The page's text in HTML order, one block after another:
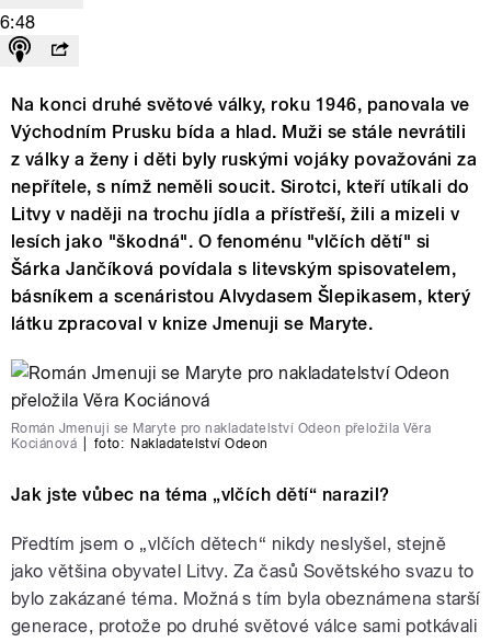
6:48
Na konci druhé světové války, roku 1946, panovala ve
Východním Prusku bída a hlad. Muži se stále nevrátili
z války a ženy i děti byly ruskými vojáky považováni za
nepřítele, s nímž neměli soucit. Sirotci, kteří utíkali do
Litvy v naději na trochu jídla a přístřeší, žili a mizeli v
lesích jako "škodná". O fenoménu "vlčích dětí" si
Šárka Jančíková povídala s litevským spisovatelem,
básníkem a scenáristou Alvydasem Šlepikasem, který
látku zpracoval v knize Jmenuji se Maryte.
Román Jmenuji se Maryte pro nakladatelství Odeon přeložila Věra
Kociánová
foto: Nakladatelství Odeon
Jak jste vůbec na téma „vlčích dětí“ narazil?
Předtím jsem o „vlčích dětech“ nikdy neslyšel, stejně
jako většina obyvatel Litvy. Za časů Sovětského svazu to
bylo zakázané téma. Možná s tím byla obeznámena starší
generace, protože po druhé světové válce sami potkávali